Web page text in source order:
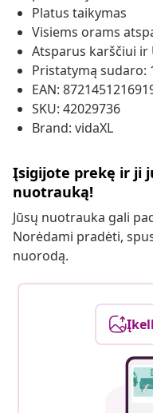
Platus taikymas
Visiems orams
Atsparus karščiui ir
Pristatymą sudaro:
EAN:
SKU: 42029736
Brand: vidaXL
Įsigijote prekę ir ji
nuotrauką!
Jūsų nuotrauka gali
Norėdami pradėti,
nuorodą.